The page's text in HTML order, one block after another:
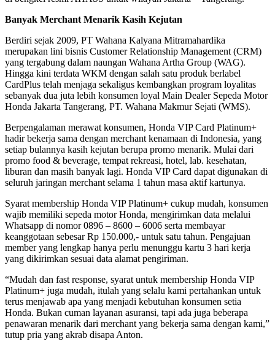
Banyak Merchant Menarik Kasih Kejutan
Berdiri sejak 2009, PT Wahana Kalyana Mitramahardika
merupakan lini bisnis Customer Relationship Management (CRM)
yang tergabung dalam naungan Wahana Artha Group (WAG).
Hingga kini terdata WKM dengan salah satu produk berlabel
CardPlus telah menjaga sekaligus kembangkan program loyalitas
sebanyak dua juta lebih konsumen loyal Main Dealer Sepeda Motor
Honda Jakarta Tangerang, PT. Wahana Makmur Sejati (WMS).
Berpengalaman merawat konsumen, Honda VIP Card Platinum+
hadir bekerja sama dengan merchant kenamaan di Indonesia, yang
setiap bulannya kasih kejutan berupa promo menarik. Mulai dari
promo food & beverage, tempat rekreasi, hotel, lab. kesehatan,
liburan dan masih banyak lagi. Honda VIP Card dapat digunakan di
seluruh jaringan merchant selama 1 tahun masa aktif kartunya.
Syarat membership Honda VIP Platinum+ cukup mudah, konsumen
wajib memiliki sepeda motor Honda, mengirimkan data melalui
Whatsapp di nomor 0896 – 8600 – 6006 serta membayar
keanggotaan sebesar Rp 150.000,- untuk satu tahun. Pengajuan
member yang lengkap hanya perlu menunggu kartu 3 hari kerja
yang dikirimkan sesuai data alamat pengiriman.
“Mudah dan fast response, syarat untuk membership Honda VIP
Platinum+ juga mudah, itulah yang selalu kami pertahankan untuk
terus menjawab apa yang menjadi kebutuhan konsumen setia
Honda. Bukan cuman layanan asuransi, tapi ada juga beberapa
penawaran menarik dari merchant yang bekerja sama dengan kami,”
tutup pria yang akrab disapa Anton.